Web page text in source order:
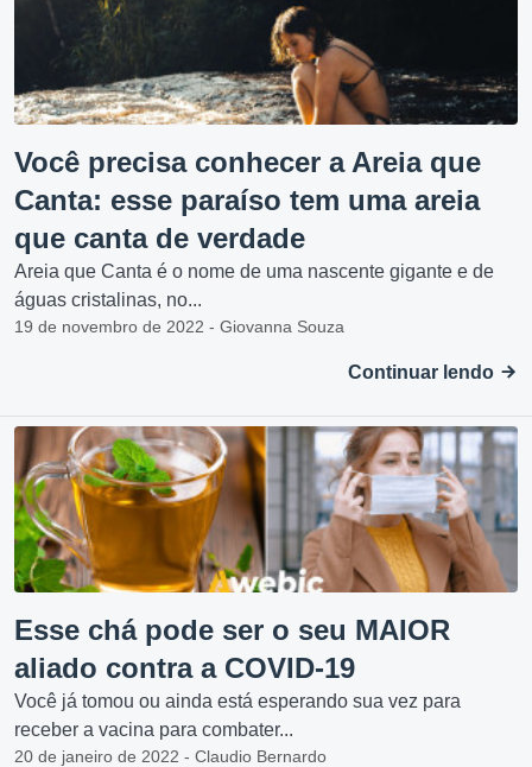
Você precisa conhecer a Areia que
Canta: esse paraíso tem uma areia
que canta de verdade
Areia que Canta é o nome de uma nascente gigante e de
águas cristalinas, no...
19 de novembro de 2022 - Giovanna Souza
Continuar lendo
Esse chá pode ser o seu MAIOR
aliado contra a COVID-19
Você já tomou ou ainda está esperando sua vez para
receber a vacina para combater...
20 de janeiro de 2022 - Claudio Bernardo